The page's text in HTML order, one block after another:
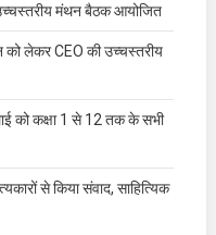
मंथन बैठक आयोजित
लेकर CEO की उच्चस्तरीय
को कक्षा 1 से 12 तक के सभी
से किया संवाद, साहित्यिक